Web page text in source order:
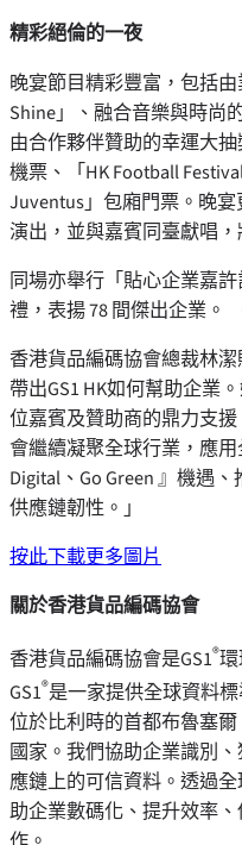
精彩絕倫的一夜
晚宴節目精彩豐富，包括由
Shine」、融合音樂與時尚
由合作夥伴贊助的幸運大
機票、「HK Football
Juventus」包廂門票。晚
演出，並與嘉賓同臺獻唱
同場亦舉行「貼心企業嘉
禮，表揚 78 間傑出企業。
香港貨品編碼協會總裁林
帶出GS1 HK如何幫助企業
位嘉賓及贊助商的鼎力支
會繼續凝聚全球行業，應
Digital、Go Green 』機遇
供應鏈韌性。」
按此下載更多圖片
關於香港貨品編碼協會
香港貨品編碼協會是GS1®
GS1®是一家提供全球資料
位於比利時的首都布魯塞
國家。我們協助企業識別
應鏈上的可信資料。透過
助企業數碼化、提升效率